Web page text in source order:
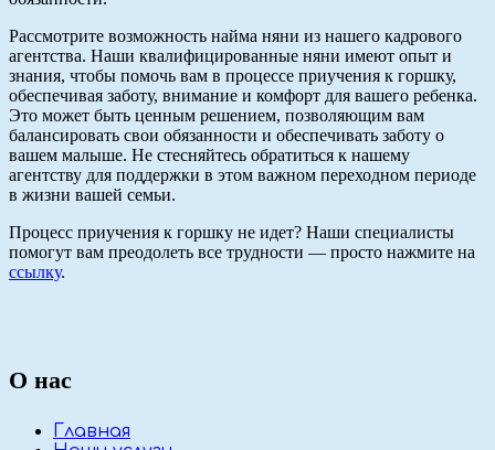
Рассмотрите возможность найма няни из нашего кадрового
агентства. Наши квалифицированные няни имеют опыт и
знания, чтобы помочь вам в процессе приучения к горшку,
обеспечивая заботу, внимание и комфорт для вашего ребенка.
Это может быть ценным решением, позволяющим вам
балансировать свои обязанности и обеспечивать заботу о
вашем малыше. Не стесняйтесь обратиться к нашему
агентству для поддержки в этом важном переходном периоде
в жизни вашей семьи.
Процесс приучения к горшку не идет? Наши специалисты
помогут вам преодолеть все трудности — просто нажмите на
ссылку.
О нас
Главная